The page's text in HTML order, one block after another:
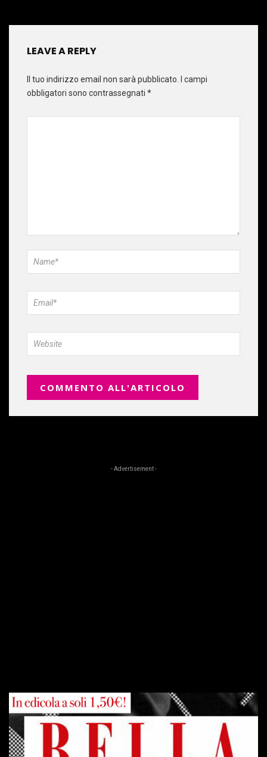
LEAVE A REPLY
Il tuo indirizzo email non sarà pubblicato. I campi
obbligatori sono contrassegnati *
- Advertisement -